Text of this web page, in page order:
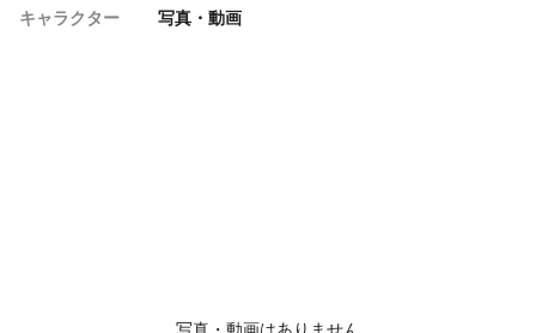
キャラクター 写真・動画
写真・動画はありません